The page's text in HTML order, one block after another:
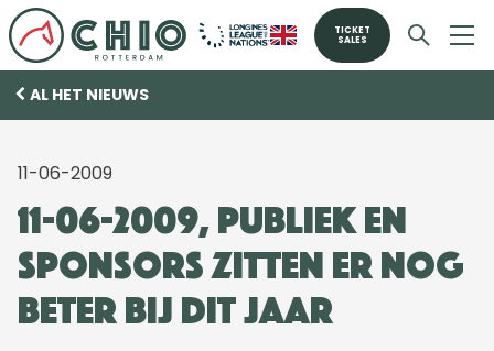
TICKET
SALES
AL HET NIEUWS
11-06-2009
11-06-2009, Publiek en
sponsors zitten er nog
beter bij dit jaar